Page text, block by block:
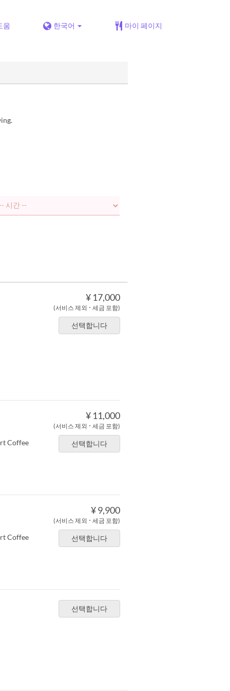
움 한국어 마이 페이지
¥ 17,000
(서비스 제외 ･ 세금 포함)
선택합니다
¥ 11,000
(서비스 제외 ･ 세금 포함)
선택합니다
Coffee
¥ 9,900
(서비스 제외 ･ 세금 포함)
선택합니다
Coffee
선택합니다